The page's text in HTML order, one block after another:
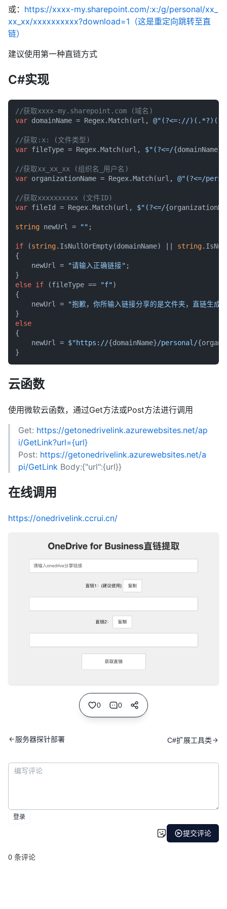
或： https://xxxx-my.sharepoint.com/:x:/g/personal/xx_
xx_xx/xxxxxxxxxx?download=1（这是重定向跳转至直
链）
建议使用第一种直链方式
C#实现
//获取xxxx-my.sharepoint.com (域名)
var domainName = Regex.Match(url, @"(?<=://
//获取:x: (文件类型)
var fileType = Regex.Match(url, $"(?<=/{domainName}
//获取xx_xx_xx (组织名_用户名)
var organizationName = Regex.Match(url, @"(?<=/
//获取xxxxxxxxxx (文件ID)
var fileId = Regex.Match(url, $"(?<=/
string newUrl = "" ;
if (string.IsNullOrEmpty(domainName) || string
{
    newUrl =
"请输入正确链接" ;
else if (fileType == "f")
{
    newUrl =
"抱歉，你所输入链接分享的是文件夹，直链生成
else
{
    newUrl =
$"https://{domainName}/personal/
云函数
使用微软云函数，通过Get方法或Post方法进行调用
Get: https://getonedrivelink.azurewebsites.net/ap
i/GetLink?url={url}
Post: https://getonedrivelink.azurewebsites.net/a
pi/GetLink Body:{"url":{url}}
在线调用
https://onedrivelink.ccrui.cn/
0 0
服务器探针部署 C#扩展工具类